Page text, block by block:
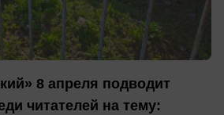
8 апреля подводит
читателей на тему: